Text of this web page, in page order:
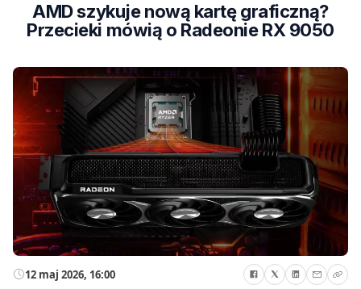
AMD szykuje nową kartę graficzną?
Przecieki mówią o Radeonie RX 9050
12 maj 2026, 16:00